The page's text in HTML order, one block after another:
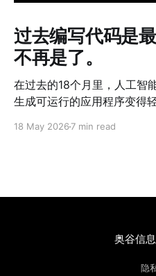
过去编写代码是
不再是了。
在过去的18个月里，人工智
生成可运行的应用程序变得
发的经济模式已经发生了永久性的改变
工作流程、用户以及利害关
写每一行代码，而是解决方
18 May 2026 7 min read
奥谷信息
隐